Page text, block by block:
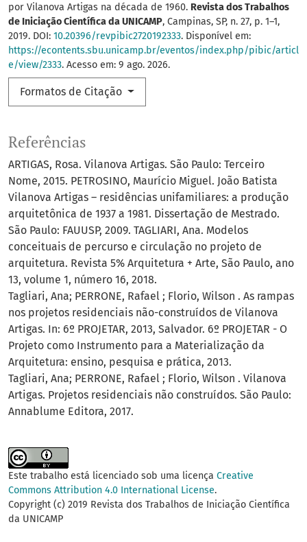
por Vilanova Artigas na década de 1960. Revista dos Trabalhos
de Iniciação Científica da UNICAMP, Campinas, SP, n. 27, p. 1–1,
2019. DOI: 10.20396/revpibic2720192333. Disponível em:
https://econtents.sbu.unicamp.br/eventos/index.php/pibic/articl
e/view/2333. Acesso em: 9 ago. 2026.
Formatos de Citação
Referências
ARTIGAS, Rosa. Vilanova Artigas. São Paulo: Terceiro
Nome, 2015. PETROSINO, Maurício Miguel. João Batista
Vilanova Artigas – residências unifamiliares: a produção
arquitetônica de 1937 a 1981. Dissertação de Mestrado.
São Paulo: FAUUSP, 2009. TAGLIARI, Ana. Modelos
conceituais de percurso e circulação no projeto de
arquitetura. Revista 5% Arquitetura + Arte, São Paulo, ano
13, volume 1, número 16, 2018.
Tagliari, Ana; PERRONE, Rafael ; Florio, Wilson . As rampas
nos projetos residenciais não-construídos de Vilanova
Artigas. In: 6º PROJETAR, 2013, Salvador. 6º PROJETAR - O
Projeto como Instrumento para a Materialização da
Arquitetura: ensino, pesquisa e prática, 2013.
Tagliari, Ana; PERRONE, Rafael ; Florio, Wilson . Vilanova
Artigas. Projetos residenciais não construídos. São Paulo:
Annablume Editora, 2017.
Este trabalho está licenciado sob uma licença Creative
Commons Attribution 4.0 International License.
Copyright (c) 2019 Revista dos Trabalhos de Iniciação Científica
da UNICAMP